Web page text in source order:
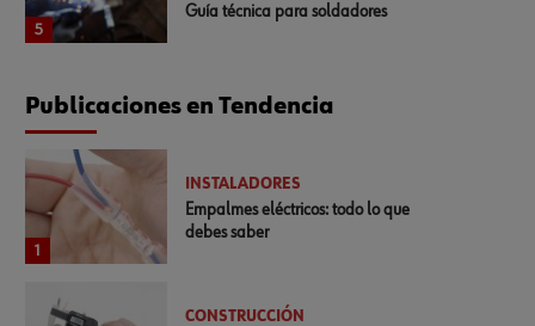
5
Guía técnica para soldadores
Publicaciones en Tendencia
1
INSTALADORES
Empalmes eléctricos: todo lo que
debes saber
CONSTRUCCIÓN